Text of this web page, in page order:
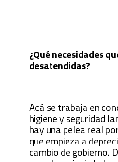
¿Qué necesidades
desatendidas?
Acá se trabaja en
higiene y seguridad
hay una pelea real
que empieza a
cambio de gobierno.